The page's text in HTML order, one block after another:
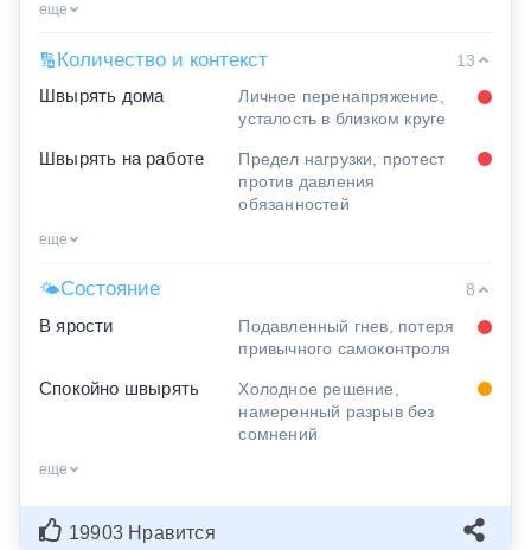
еще
🔢Количество и контекст
13
Швырять дома
Личное перенапряжение,
усталость в близком круге
Швырять на работе
Предел нагрузки, протест
против давления
обязанностей
еще
🌤Состояние
8
В ярости
Подавленный гнев, потеря
привычного самоконтроля
Спокойно швырять
Холодное решение,
намеренный разрыв без
сомнений
еще
19903 Нравится